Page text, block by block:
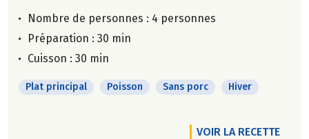
Nombre de personnes : 4 personnes
Préparation : 30 min
Cuisson : 30 min
Plat principal Poisson Sans porc Hiver
VOIR LA RECETTE